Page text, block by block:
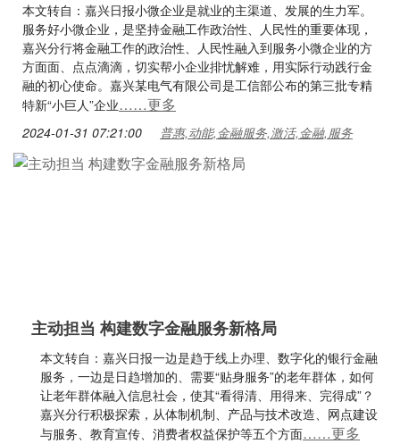
本文转自：嘉兴日报小微企业是就业的主渠道、发展的生力军。
服务好小微企业，是坚持金融工作政治性、人民性的重要体现，
嘉兴分行将金融工作的政治性、人民性融入到服务小微企业的方
方面面、点点滴滴，切实帮小企业排忧解难，用实际行动践行金
融的初心使命。嘉兴某电气有限公司是工信部公布的第三批专精
特新“小巨人”企业……更多
2024-01-31 07:21:00 普惠,动能,金融服务,激活,金融,服务
主动担当 构建数字金融服务新格局
本文转自：嘉兴日报一边是趋于线上办理、数字化的银行金融
服务，一边是日趋增加的、需要“贴身服务”的老年群体，如何
让老年群体融入信息社会，使其“看得清、用得来、完得成”？
嘉兴分行积极探索，从体制机制、产品与技术改造、网点建设
与服务、教育宣传、消费者权益保护等五个方面……更多